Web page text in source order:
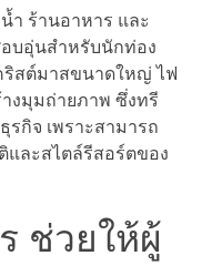
ำ ร้านอาหาร และ
อบอุ่นสำหรับนักท่อง
ริสต์มาสขนาดใหญ่ ไฟ
งมุมถ่ายภาพ ซึ่งทรี
กิจ เพราะสามารถ
และสไตล์รีสอร์ตของ
ช่วยให้ผู้